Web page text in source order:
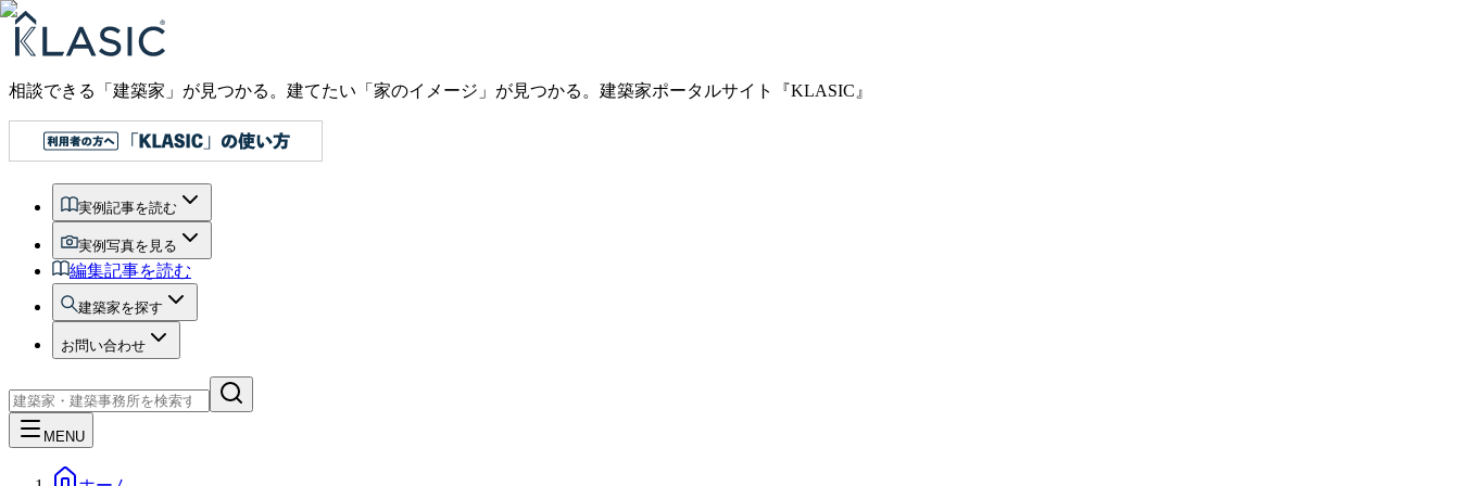
相談できる「建築家」が見つかる。建てたい「家のイメージ」が見つかる。 建築家ポータルサイト『KLASIC』
実例記事を読む
実例写真を見る
編集記事を読む
建築家を探す
お問い合わせ
MENU